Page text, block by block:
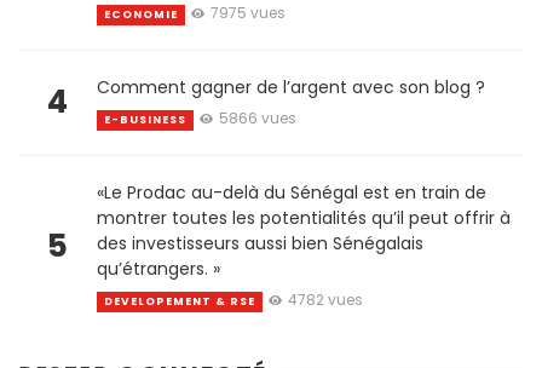
ECONOMIE 7975 vues
4 Comment gagner de l’argent avec son blog ?
E-BUSINESS 5866 vues
5
«Le Prodac au-delà du Sénégal est en train de
montrer toutes les potentialités qu’il peut offrir à
des investisseurs aussi bien Sénégalais
qu’étrangers. »
DEVELOPEMENT & RSE 4782 vues